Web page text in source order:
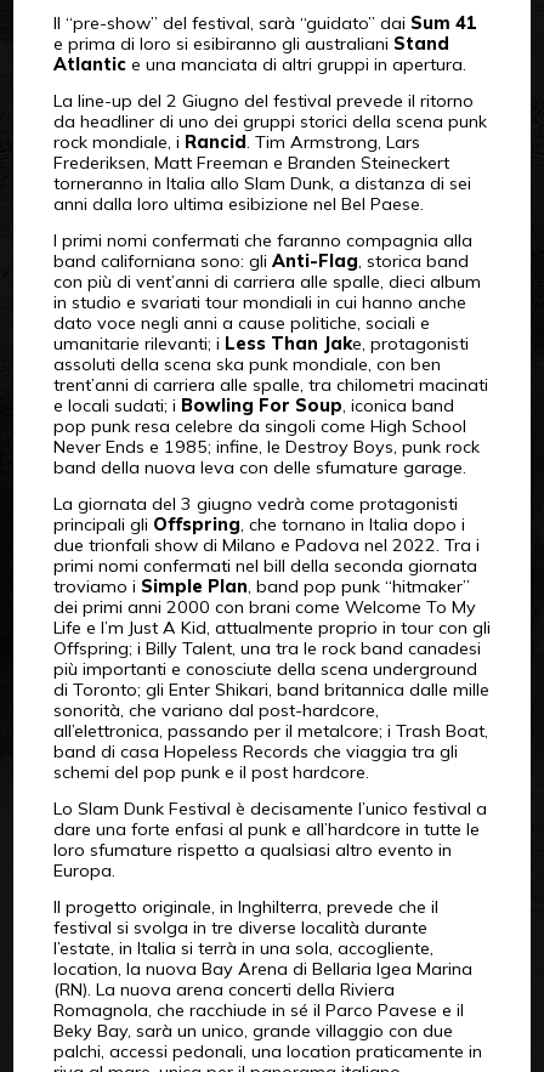
Il “pre-show” del festival, sarà “guidato” dai Sum 41
e prima di loro si esibiranno gli australiani Stand
Atlantice una manciata di altri gruppi in apertura.
La line-up del 2 Giugno del festival prevede il ritorno
da headliner di uno dei gruppi storici della scena punk
rock mondiale, i Rancid. Tim Armstrong, Lars
Frederiksen, Matt Freeman e Branden Steineckert
torneranno in Italia allo Slam Dunk, a distanza di sei
anni dalla loro ultima esibizione nel Bel Paese.
I primi nomi confermati che faranno compagnia alla
band californiana sono: gli Anti-Flag, storica band
con più di vent’anni di carriera alle spalle, dieci album
in studio e svariati tour mondiali in cui hanno anche
dato voce negli anni a cause politiche, sociali e
umanitarie rilevanti; i Less Than Jake, protagonisti
assoluti della scena ska punk mondiale, con ben
trent’anni di carriera alle spalle, tra chilometri macinati
e locali sudati; i Bowling For Soup, iconica band
pop punk resa celebre da singoli come High School
Never Ends e 1985; infine, le Destroy Boys, punk rock
band della nuova leva con delle sfumature garage.
La giornata del 3 giugno vedrà come protagonisti
principali gli Offspring, che tornano in Italia dopo i
due trionfali show di Milano e Padova nel 2022. Tra i
primi nomi confermati nel bill della seconda giornata
troviamo i Simple Plan, band pop punk “hitmaker”
dei primi anni 2000 con brani come Welcome To My
Life e I’m Just A Kid, attualmente proprio in tour con gli
Offspring; i Billy Talent, una tra le rock band canadesi
più importanti e conosciute della scena underground
di Toronto; gli Enter Shikari, band britannica dalle mille
sonorità, che variano dal post-hardcore,
all’elettronica, passando per il metalcore; i Trash Boat,
band di casa Hopeless Records che viaggia tra gli
schemi del pop punk e il post hardcore.
Lo Slam Dunk Festival è decisamente l’unico festival a
dare una forte enfasi al punk e all’hardcore in tutte le
loro sfumature rispetto a qualsiasi altro evento in
Europa.
Il progetto originale, in Inghilterra, prevede che il
festival si svolga in tre diverse località durante
l’estate, in Italia si terrà in una sola, accogliente,
location, la nuova Bay Arena di Bellaria Igea Marina
(RN). La nuova arena concerti della Riviera
Romagnola, che racchiude in sé il Parco Pavese e il
Beky Bay, sarà un unico, grande villaggio con due
palchi, accessi pedonali, una location praticamente in